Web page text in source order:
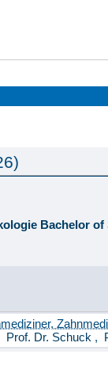
Bachelor
Prof. Dr. Schuck ,